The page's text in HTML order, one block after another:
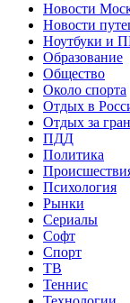
Новости
Новости
Ноутбуки и
Образование
Общество
Около спорта
Отдых в
Отдых за
ПДД
Политика
Психология
Рынки
Сериалы
Софт
Спорт
ТВ
Теннис